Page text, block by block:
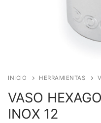
INICIO HERRAMIENTAS
VASO
INOX 12